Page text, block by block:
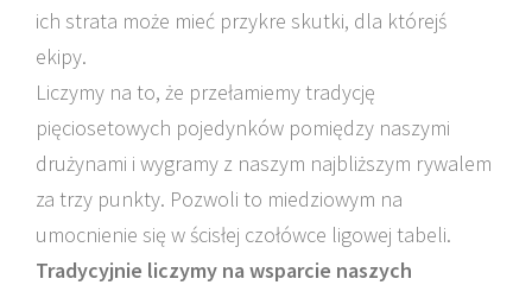
ich strata może mieć przykre skutki, dla którejś
ekipy.
Liczymy na to, że przełamiemy tradycję
pięciosetowych pojedynków pomiędzy naszymi
drużynami i wygramy z naszym najbliższym rywalem
za trzy punkty. Pozwoli to miedziowym na
umocnienie się w ścisłej czołówce ligowej tabeli.
Tradycyjnie liczymy na wsparcie naszych